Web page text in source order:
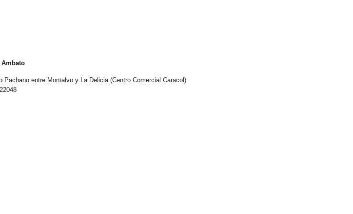
Ambato
Pachano entre Montalvo y La Delicia (Centro Comercial Caracol)